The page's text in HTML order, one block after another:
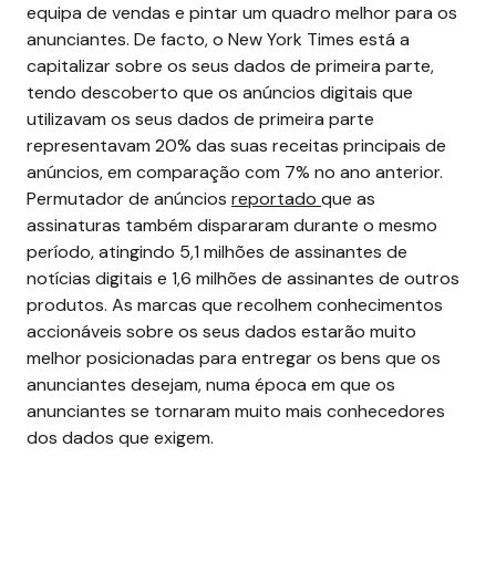
equipa de vendas e pintar um quadro melhor para os
anunciantes. De facto, o New York Times está a
capitalizar sobre os seus dados de primeira parte,
tendo descoberto que os anúncios digitais que
utilizavam os seus dados de primeira parte
representavam 20% das suas receitas principais de
anúncios, em comparação com 7% no ano anterior.
Permutador de anúncios reportado que as
assinaturas também dispararam durante o mesmo
período, atingindo 5,1 milhões de assinantes de
notícias digitais e 1,6 milhões de assinantes de outros
produtos. As marcas que recolhem conhecimentos
accionáveis sobre os seus dados estarão muito
melhor posicionadas para entregar os bens que os
anunciantes desejam, numa época em que os
anunciantes se tornaram muito mais conhecedores
dos dados que exigem.